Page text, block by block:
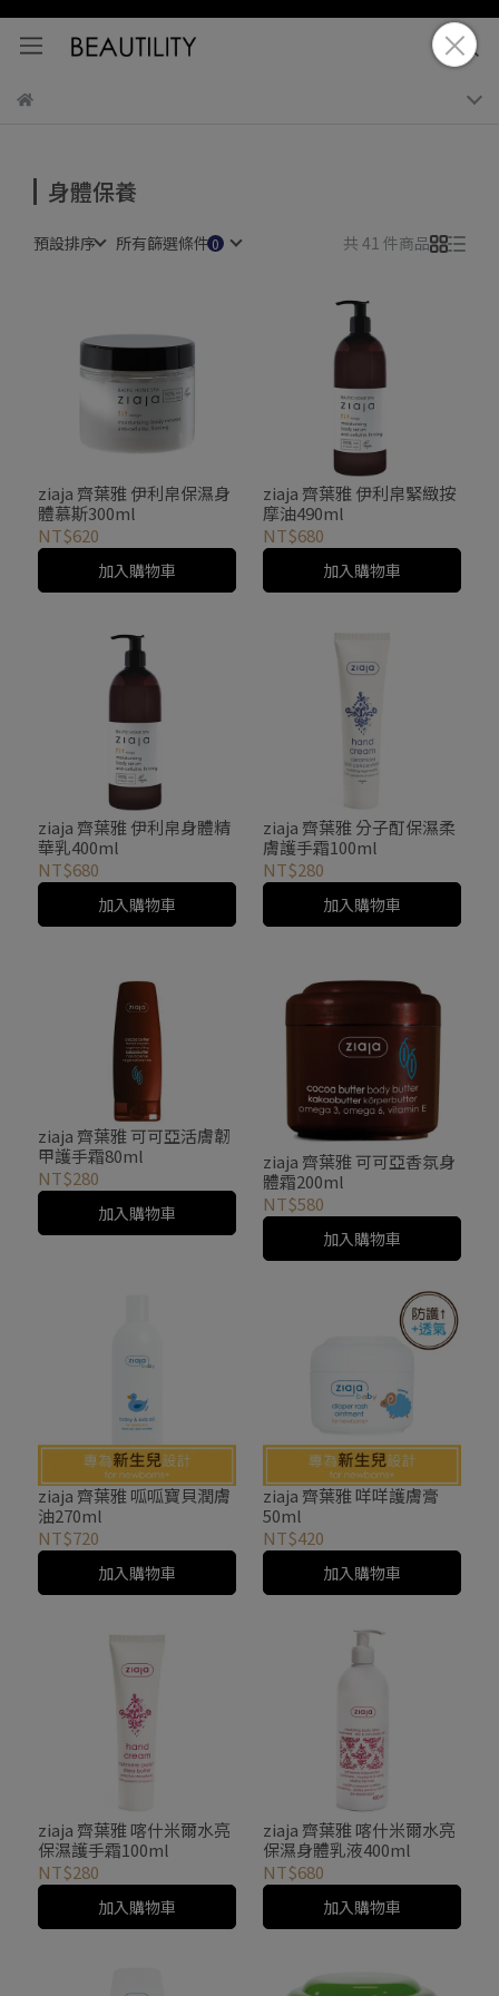
身體保養
預設排序 所有篩選條件 共 41 件商品
ziaja 齊葉雅 伊利帛保濕身
體慕斯300ml
NT$620
加入購物車
ziaja 齊葉雅 伊利帛緊緻按
摩油490ml
NT$680
加入購物車
ziaja 齊葉雅 伊利帛身體精
華乳400ml
NT$680
加入購物車
ziaja 齊葉雅 分子酊保濕柔
膚護手霜100ml
NT$280
加入購物車
ziaja 齊葉雅 可可亞活膚韌
甲護手霜80ml
NT$280
加入購物車
ziaja 齊葉雅 可可亞香氛身
體霜200ml
NT$580
加入購物車
ziaja 齊葉雅 呱呱寶貝潤膚
油270ml
NT$720
加入購物車
ziaja 齊葉雅 咩咩護膚膏
50ml
NT$420
加入購物車
ziaja 齊葉雅 喀什米爾水亮
保濕護手霜100ml
NT$280
加入購物車
ziaja 齊葉雅 喀什米爾水亮
保濕身體乳液400ml
NT$680
加入購物車